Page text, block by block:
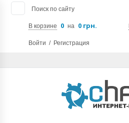
Поиск по сайту
В корзине 0 на 0 грн.
Войти / Регистрация